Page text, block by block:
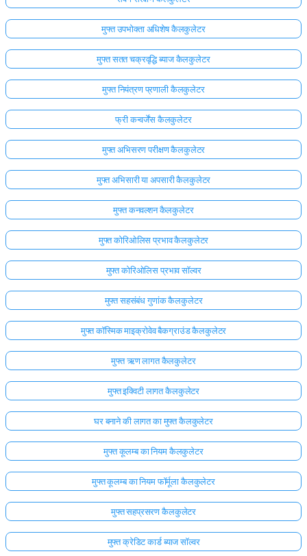
मुफ्त उपभोक्ता अधिशेष कैलकुलेटर
मुफ्त सतत चक्रवृद्धि ब्याज कैलकुलेटर
मुफ्त नियंत्रण प्रणाली कैलकुलेटर
फ्री कन्वर्जेंस कैलकुलेटर
मुफ्त अभिसरण परीक्षण कैलकुलेटर
मुफ्त अभिसारी या अपसारी कैलकुलेटर
मुफ्त कनवल्शन कैलकुलेटर
मुफ्त कोरिओलिस प्रभाव कैलकुलेटर
मुफ्त कोरिओलिस प्रभाव सॉल्वर
मुफ्त सहसंबंध गुणांक कैलकुलेटर
मुफ्त कॉस्मिक माइक्रोवेव बैकग्राउंड कैलकुलेटर
मुफ्त ऋण लागत कैलकुलेटर
मुफ्त इक्विटी लागत कैलकुलेटर
घर बनाने की लागत का मुफ्त कैलकुलेटर
मुफ्त कूलम्ब का नियम कैलकुलेटर
मुफ्त कूलम्ब का नियम फॉर्मूला कैलकुलेटर
मुफ्त सहप्रसरण कैलकुलेटर
मुफ्त क्रेडिट कार्ड ब्याज सॉल्वर